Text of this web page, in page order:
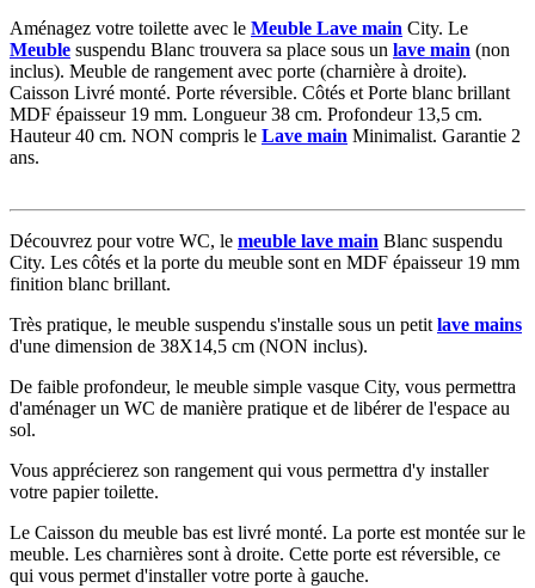
Aménagez votre toilette avec le Meuble Lave main City. Le
Meuble suspendu Blanc trouvera sa place sous un lave main (non
inclus). Meuble de rangement avec porte (charnière à droite).
Caisson Livré monté. Porte réversible. Côtés et Porte blanc brillant
MDF épaisseur 19 mm. Longueur 38 cm. Profondeur 13,5 cm.
Hauteur 40 cm. NON compris le Lave main Minimalist. Garantie 2
ans.
Découvrez pour votre WC, le meuble lave main Blanc suspendu
City. Les côtés et la porte du meuble sont en MDF épaisseur 19 mm
finition blanc brillant.
Très pratique, le meuble suspendu s'installe sous un petit lave mains
d'une dimension de 38X14,5 cm (NON inclus).
De faible profondeur, le meuble simple vasque City, vous permettra
d'aménager un WC de manière pratique et de libérer de l'espace au
sol.
Vous apprécierez son rangement qui vous permettra d'y installer
votre papier toilette.
Le Caisson du meuble bas est livré monté. La porte est montée sur le
meuble. Les charnières sont à droite. Cette porte est réversible, ce
qui vous permet d'installer votre porte à gauche.